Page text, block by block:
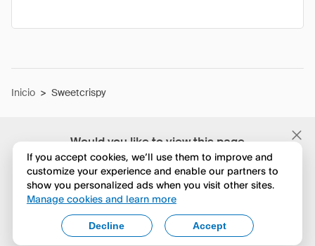
Would you like to view this page
in English?
No, seguir navegando
Yes, change to English
Inicio > Sweetcrispy
If you accept cookies, we’ll use them to improve and
customize your experience and enable our partners to
show you personalized ads when you visit other sites.
Manage cookies and learn more
Accept
Decline